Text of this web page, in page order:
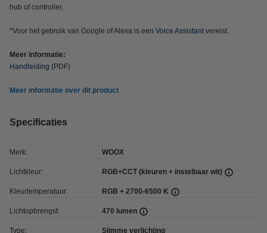
hub of controller.
*Voor het gebruik van Google of Alexa is een Voice Assistant vereist.
Meer informatie:
Handleiding (PDF)
Meer informatie over dit product
Specificaties
Merk: WOOX
Lichtkleur: RGB+CCT (kleuren + instelbaar wit)
Kleurtemperatuur: RGB + 2700-6500 K
Lichtopbrengst: 470 lumen
Type: Slimme verlichting